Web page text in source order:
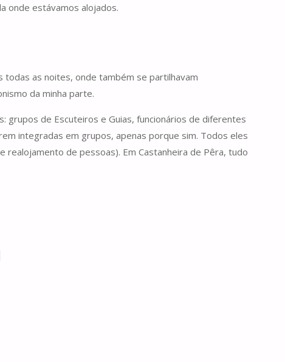
onde estávamos alojados.
todas as noites, onde também se partilhavam
da minha parte.
grupos de Escuteiros e Guias, funcionários de diferentes
integradas em grupos, apenas porque sim. Todos eles
de pessoas). Em Castanheira de Pêra, tudo